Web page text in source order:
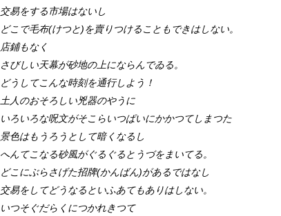
交易をする市場はないし
どこで毛布(けつと)を賣りつけることもできはしない。
店鋪もなく
さびしい天幕が砂地の上にならんでゐる。
どうしてこんな時刻を通行しよう！
土人のおそろしい兇器のやうに
いろいろな呪文がそこらいつぱいにかかつてしまつた
景色はもうろうとして暗くなるし
へんてこなる砂風がぐるぐるとうづをまいてる。
どこにぶらさげた招牌(かんばん)があるではなし
交易をしてどうなるといふあてもありはしない。
いつそぐだらくにつかれきつて